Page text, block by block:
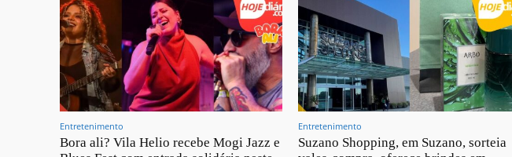
Entretenimento
Bora ali? Vila Helio recebe Mogi Jazz e
Entretenimento
Suzano Shopping, em Suzano, sorteia